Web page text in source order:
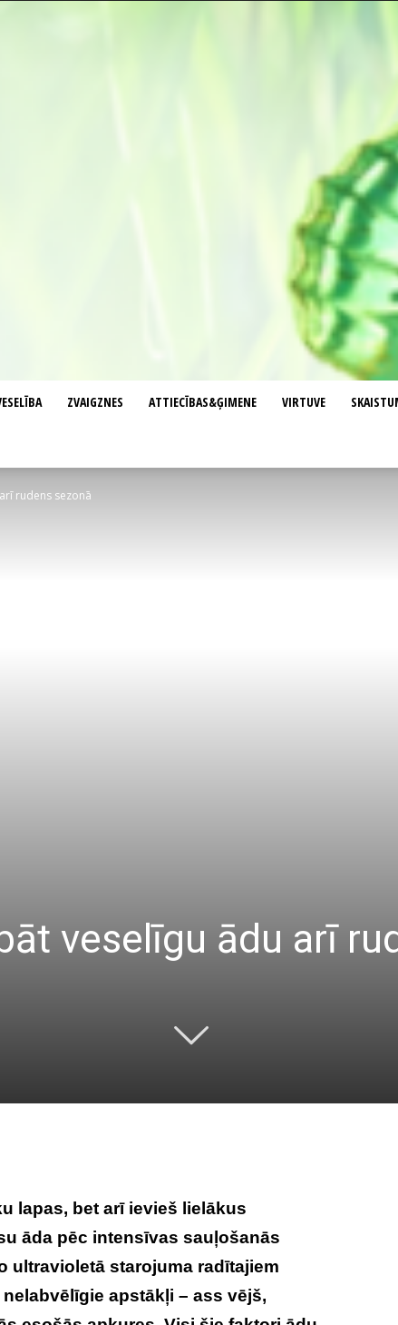
ZVAIGZNES ATTIECĪBAS&ĢIMENE VIRTUVE
rudens sezonā
veselīgu ādu arī
lapas, bet arī ievieš lielākus
āda pēc intensīvas sauļošanās
ultravioletā starojuma radītajiem
apstākļi – ass vējš,